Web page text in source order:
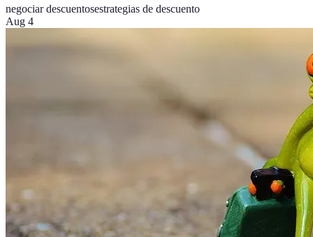
negociar descuentosestrategias de descuento
Aug 4